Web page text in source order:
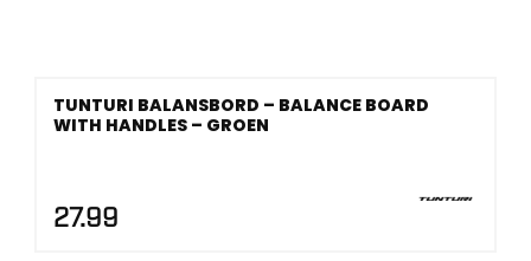
TUNTURI BALANSBORD – BALANCE BOARD
WITH HANDLES – GROEN
27.99